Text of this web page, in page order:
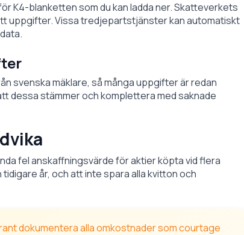
K4-blanketten som du kan ladda ner. Skatteverkets
uppgifter. Vissa tredjepartstjänster kan automatiskt
svenska mäklare, så många uppgifter är redan
dessa stämmer och komplettera med saknade
fel anskaffningsvärde för aktier köpta vid flera
år, och att inte spara alla kvitton och
dokumentera alla omkostnader som courtage